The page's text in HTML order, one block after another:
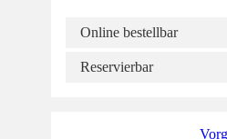
Online bestellbar
Reservierbar